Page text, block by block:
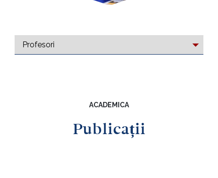
ACADEMICA
Publicații